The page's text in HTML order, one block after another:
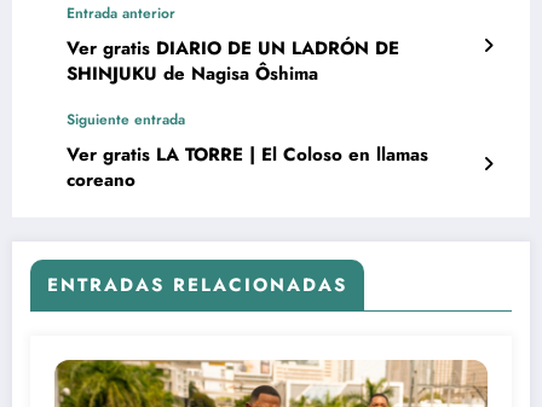
Entrada anterior
Ver gratis DIARIO DE UN LADRÓN DE
SHINJUKU de Nagisa Ôshima
Siguiente entrada
Ver gratis LA TORRE | El Coloso en llamas
coreano
ENTRADAS RELACIONADAS